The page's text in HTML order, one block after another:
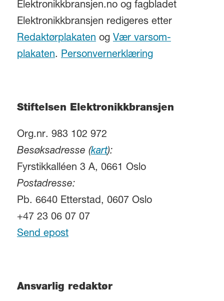
Elektronikkbransjen.no og fagbladet
Elektronikkbransjen redigeres etter
Redaktørplakatenog Vær varsom-
plakaten. Personvernerklæring
Stiftelsen Elektronikkbransjen
Org.nr. 983 102 972
Besøksadresse (kart):
Fyrstikkalléen 3 A, 0661 Oslo
Postadresse:
Pb. 6640 Etterstad, 0607 Oslo
+47 23 06 07 07
Send epost
Ansvarlig redaktør